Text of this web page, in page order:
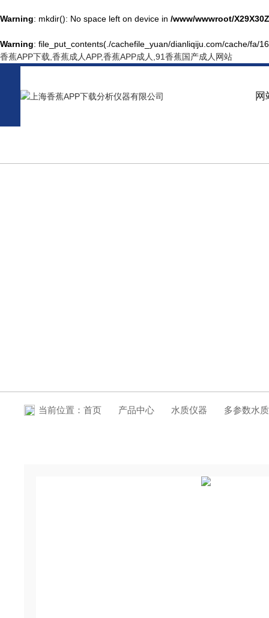
Warning: mkdir(): No space left on device in /www/wwwroot/
Warning: file_put_contents(./cachefile_yuan/dianliqiju.com/cache/fa/
香蕉APP下载,香蕉成人APP,香蕉APP成人,91香蕉国产成人网站
网
当前位置：首页 产品中心 水质仪器 多参数水